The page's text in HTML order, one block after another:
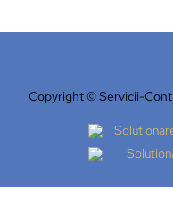
Copyright © Servicii-